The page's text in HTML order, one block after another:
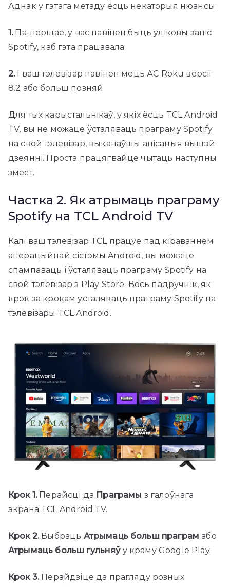
Аднак у гэтага метаду ёсць некаторыя нюансы.
1.Па-першае, у вас павінен быць уліковы запіс
Spotify, каб гэта працавала
2.І ваш тэлевізар павінен мець АС Roku версіі
8.2 або больш позняй
Для тых карыстальнікаў, у якіх ёсць TCL Android
TV, вы не можаце ўсталяваць праграму Spotify
на свой тэлевізар, выканаўшы апісаныя вышэй
дзеянні. Проста працягвайце чытаць наступны
змест.
Частка 2. Як атрымаць праграму
Spotify на TCL Android TV
Калі ваш тэлевізар TCL працуе пад кіраваннем
аперацыйнай сістэмы Android, вы можаце
спампаваць і ўсталяваць праграму Spotify на
свой тэлевізар з Play Store. Вось падручнік, як
крок за крокам усталяваць праграму Spotify на
тэлевізары TCL Android.
Крок 1.Перайсці да Праграмы з галоўнага
экрана TCL Android TV.
Крок 2.Выбраць Атрымаць больш праграм або
Атрымаць больш гульняўу краму Google Play.
Крок 3.Перайдзіце да прагляду розных